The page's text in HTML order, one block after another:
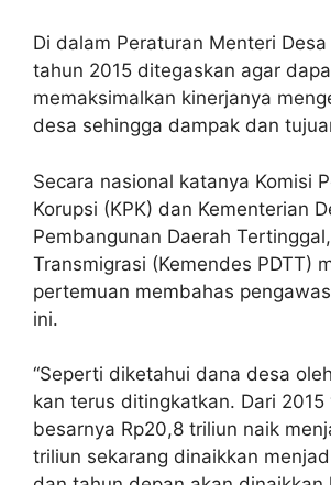
Di dalam Peraturan Menteri Desa
tahun 2015 ditegaskan agar
memaksimalkan kinerjanya
desa sehingga dampak dan
Secara nasional katanya Komisi
Korupsi (KPK) dan Kementerian
Pembangunan Daerah
Transmigrasi (Kemendes PDTT)
pertemuan membahas
ini.
“Seperti diketahui dana desa
kan terus ditingkatkan. Dari 2015
besarnya Rp20,8 triliun naik
triliun sekarang dinaikkan